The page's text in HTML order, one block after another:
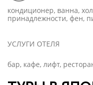
кондиционер, ванна,
принадлежности, фен,
УСЛУГИ ОТЕЛЯ
бар, кафе, лифт,